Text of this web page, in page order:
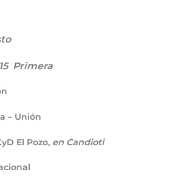
Primera
– Unión
El Pozo, en Candioti